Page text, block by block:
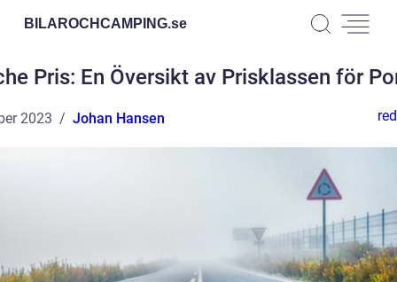
BILAROCHCAMPING.se
Pris: En Översikt av Prisklassen för
2023 Johan Hansen